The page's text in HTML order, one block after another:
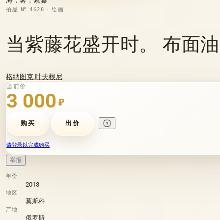
拍品 № 4628 · 绘画
当紫藤花盛开时。 布面
格纳图克 叶夫根尼
当前价
3 000 ₽
购买 出价
请登录以完成购买
举报
年份
2013
地区
莫斯科
产地
俄罗斯